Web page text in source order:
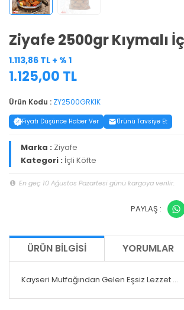
Ziyafe 2500gr Kıymalı
1.113,86 TL + % 1
1.125,00 TL
Ürün Kodu : ZY2500GRKIK
Fiyatı Düşünce Haber Ver Ürünü Tavsiye Et
Marka : Ziyafe
Kategori : İçli Köfte
En geç 10 Ağustos Pazartesi günü kargoya verilir.
PAYLAŞ :
ÜRÜN BILGISI YORUMLAR
Kayseri Mutfağından Gelen Eşsiz Lezzet ...